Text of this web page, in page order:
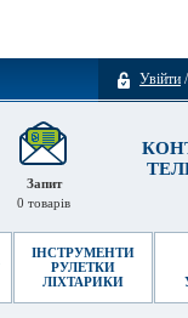
Увійти /
Запит
0 товарів
ІНСТРУМЕНТИ
РУЛЕТКИ
ЛІХТАРИКИ